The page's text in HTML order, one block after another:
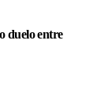
duelo entre